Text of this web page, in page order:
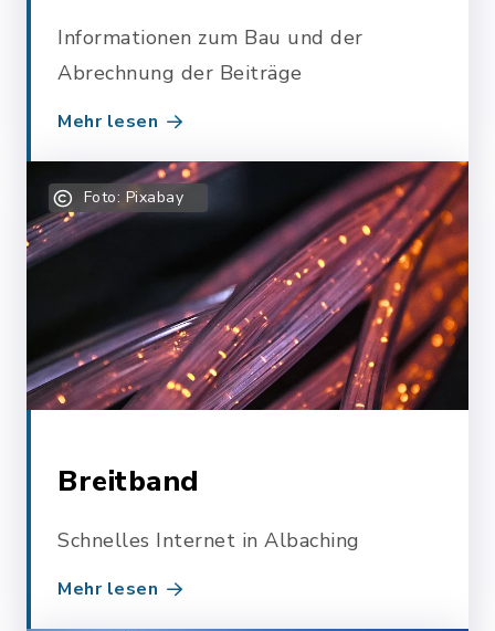
Informationen zum Bau und der
Abrechnung der Beiträge
Mehr lesen
Foto: Pixabay
Breitband
Schnelles Internet in Albaching
Mehr lesen